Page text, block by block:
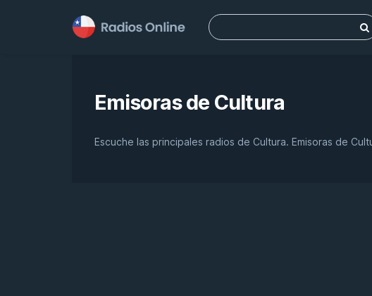
Buscar:
Emisoras de Cultura
Escuche las principales radios de Cultura. Emisoras de